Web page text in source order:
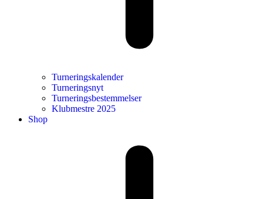
Turneringskalender
Turneringsnyt
Turneringsbestemmelser
Klubmestre 2025
Shop